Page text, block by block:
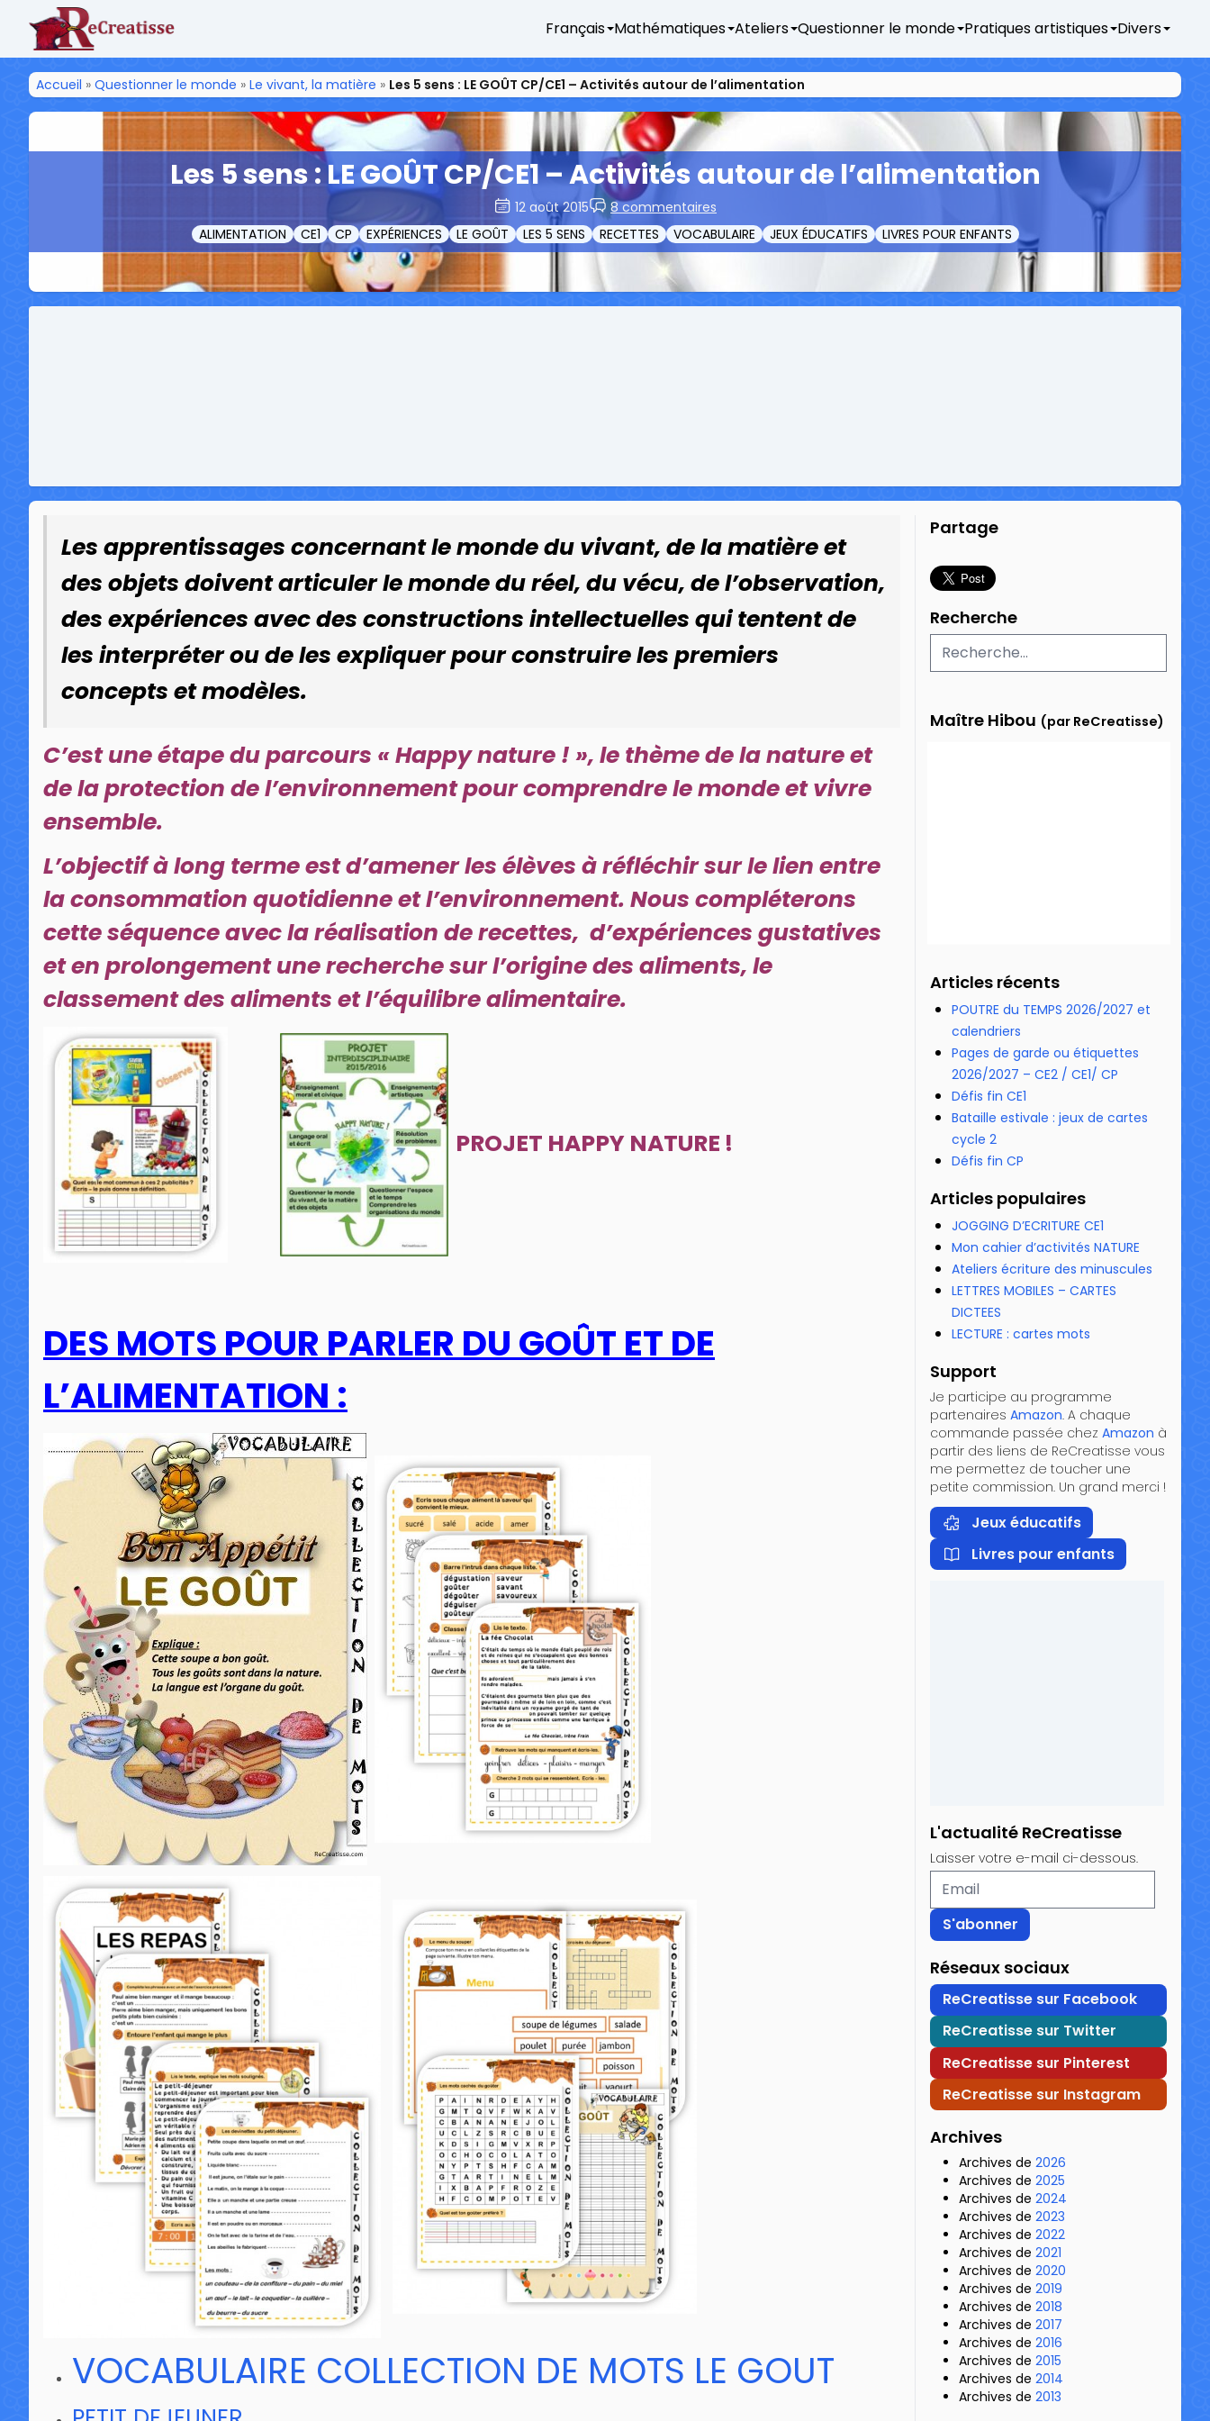
ReCreatisse
Français Mathématiques Ateliers Questionner le monde Pratiques artistiques Divers
Accueil » Questionner le monde » Le vivant, la matière » Les 5 sens : LE GOÛT CP/CE1 – Activités autour de l’alimentation
Les 5 sens : LE GOÛT CP/CE1 – Activités autour de l’alimentation
12 août 2015
8 commentaires
ALIMENTATION
CE1 CP EXPÉRIENCES LE GOÛT LES 5 SENS RECETTES VOCABULAIRE JEUX ÉDUCATIFS LIVRES POUR ENFANTS
Les apprentissages concernant le monde du vivant, de la matière et
des objets doivent articuler le monde du réel, du vécu, de l’observation,
des expériences avec des constructions intellectuelles qui tentent de
les interpréter ou de les expliquer pour construire les premiers
concepts et modèles.
C’est une étape du parcours « Happy nature ! », le thème de la nature et
de la protection de l’environnement pour comprendre le monde et vivre
ensemble.
L’objectif à long terme est d’amener les élèves à réfléchir sur le lien entre
la consommation quotidienne et l’environnement. Nous compléterons
cette séquence avec la réalisation de recettes, d’expériences gustatives
et en prolongement une recherche sur l’origine des aliments, le
classement des aliments et l’équilibre alimentaire.
PROJET HAPPY NATURE !
DES MOTS POUR PARLER DU GOÛT ET DE
L’ALIMENTATION :
VOCABULAIRE COLLECTION DE MOTS LE GOUT
Partage
Recherche
Maître Hibou (par ReCreatisse)
Articles récents
POUTRE du TEMPS 2026/2027 et
calendriers
Pages de garde ou étiquettes
2026/2027 – CE2 / CE1/ CP
Défis fin CE1
Bataille estivale : jeux de cartes
cycle 2
Défis fin CP
Articles populaires
JOGGING D’ECRITURE CE1
Mon cahier d’activités NATURE
Ateliers écriture des minuscules
LETTRES MOBILES – CARTES
DICTEES
LECTURE : cartes mots
Support
Je participe au programme
partenaires Amazon. A chaque
commande passée chez Amazon à
partir des liens de ReCreatisse vous
me permettez de toucher une
petite commission. Un grand merci !
Jeux éducatifs
Livres pour enfants
L'actualité ReCreatisse
Laisser votre e-mail ci-dessous.
Réseaux sociaux
ReCreatisse sur Facebook
ReCreatisse sur Twitter
ReCreatisse sur Pinterest
ReCreatisse sur Instagram
Archives
Archives de 2026
Archives de 2025
Archives de 2024
Archives de 2023
Archives de 2022
Archives de 2021
Archives de 2020
Archives de 2019
Archives de 2018
Archives de 2017
Archives de 2016
Archives de 2015
Archives de 2014
Archives de 2013